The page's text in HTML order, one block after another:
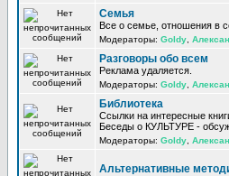
Семья
Все о семье, отношения в
Модераторы: Goldy
Разговоры обо всем
Реклама удаляется.
Модераторы: Goldy
Библиотека
Ссылки на интересные
Беседы о КУЛЬТУРЕ -
Модераторы: Goldy
Альтернативные